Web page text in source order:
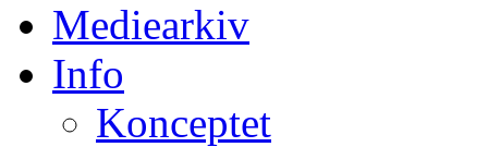
Mediearkiv
Info
Konceptet